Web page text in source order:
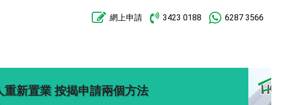
網上申請 3423 0188 6287 3566
新界居屋王今料蝕兩成離場 尚翠苑2房居二500